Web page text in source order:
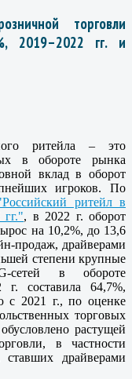
торговли
2019–2022 гг. и
ритейла – это
в обороте рынка
вклад в оборот
игроков. По
ритейл в
, в 2022 г. оборот
на 10,2%, до 13,6
продаж, драйверами
степени крупные
сетей в обороте
г. составила 64,7%,
с 2021 г., по оценке
торговых
растущей
в частности
ставших драйверами